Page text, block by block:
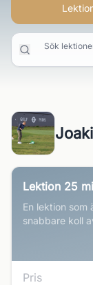
Sök
Lektion 25
En lektion som
snabbare koll
Pris